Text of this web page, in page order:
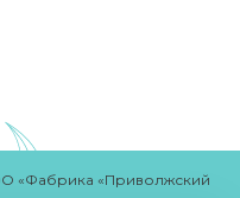
«Фабрика «Приволжский